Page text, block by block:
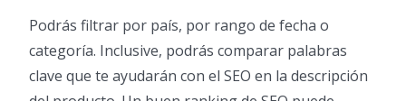
Podrás filtrar por país, por rango de fecha o
categoría. Inclusive, podrás comparar palabras
clave que te ayudarán con el SEO en la descripción